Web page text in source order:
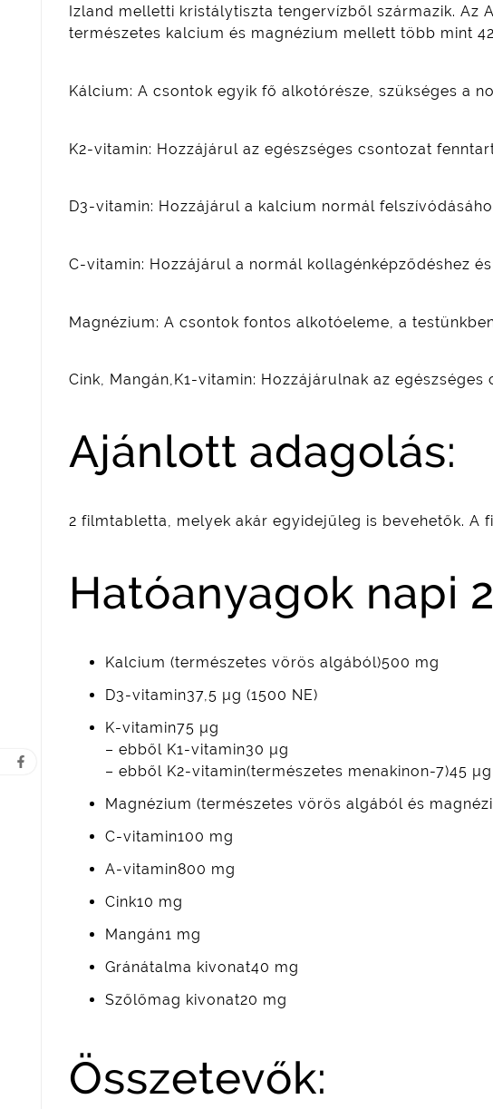
Izland melletti kristálytiszta tengervízből származik.
természetes kalcium és magnézium mellett több mint
Kálcium: A csontok egyik fő alkotórésze, szükséges a
K2-vitamin: Hozzájárul az egészséges csontozat
D3-vitamin: Hozzájárul a kalcium normál
C-vitamin: Hozzájárul a normál kollagénképződéshez
Magnézium: A csontok fontos alkotóeleme, a
Cink, Mangán,K1-vitamin: Hozzájárulnak az
Ajánlott adagolás:
2 filmtabletta, melyek akár egyidejűleg is bevehetők. A
Hatóanyagok napi
Kalcium (természetes vörös algából)500 mg
D3-vitamin37,5 µg (1500 NE)
K-vitamin75 µg
– ebből K1-vitamin30 µg
– ebből K2-vitamin(természetes menakinon-7)45 µg
Magnézium (természetes vörös algából és
C-vitamin100 mg
A-vitamin800 mg
Cink10 mg
Mangán1 mg
Gránátalma kivonat40 mg
Szőlőmag kivonat20 mg
Összetevők: